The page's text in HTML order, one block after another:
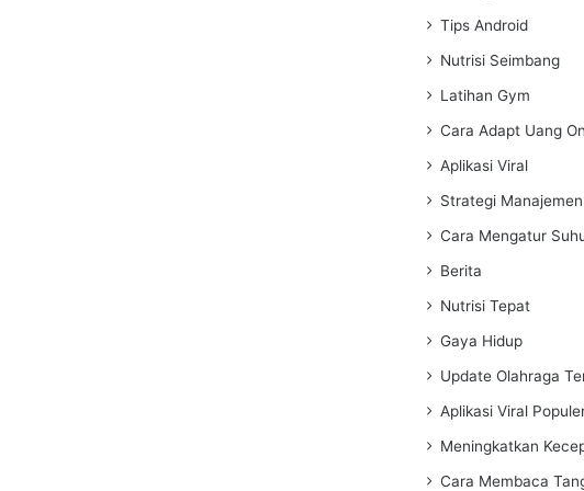
Tips Android
Nutrisi Seimbang
Latihan Gym
Cara Adapt Uang
Aplikasi Viral
Strategi
Cara Mengatur
Berita
Nutrisi Tepat
Gaya Hidup
Update Olahraga
Aplikasi Viral
Meningkatkan
Cara Membaca